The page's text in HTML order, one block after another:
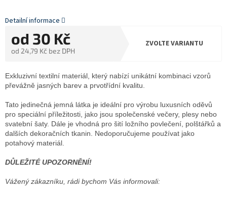
od 30 Kč
od 24,79 Kč bez DPH
ZVOLTE VARIANTU
Exkluzivní textilní materiál, který nabízí unikátní kombinaci vzorů
převážně jasných barev a prvotřídní kvalitu.
Tato jedinečná jemná látka je ideální pro výrobu luxusních oděvů
pro speciální příležitosti, jako jsou společenské večery, plesy nebo
svatební šaty. Dále je vhodná pro šití ložního povlečení, polštářků a
dalších dekoračních tkanin. Nedoporučujeme používat jako
potahový materiál.
DŮLEŽITÉ UPOZORNĚNÍ!
Vážený zákazníku, rádi bychom Vás informovali:
Detailní informace